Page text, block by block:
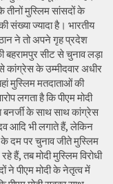
तीनों मुस्लिम सांसदों के
संख्या ज्यादा है। भारतीय
ने तो अपने गृह प्रदेश
बहरामपुर सीट से चुनाव लड़ा
कांग्रेस के उम्मीदवार अधीर
मुस्लिम मतदाताओं की
लगता है कि पीएम मोदी
बनर्जी के साथ साथ कांग्रेस
आदि भी लगाते हैं, लेकिन
दम पर चुनाव जीते मुस्लिम
हैं, तब मोदी मुस्लिम विरोधी
ने पीएम मोदी के नेतृत्व में